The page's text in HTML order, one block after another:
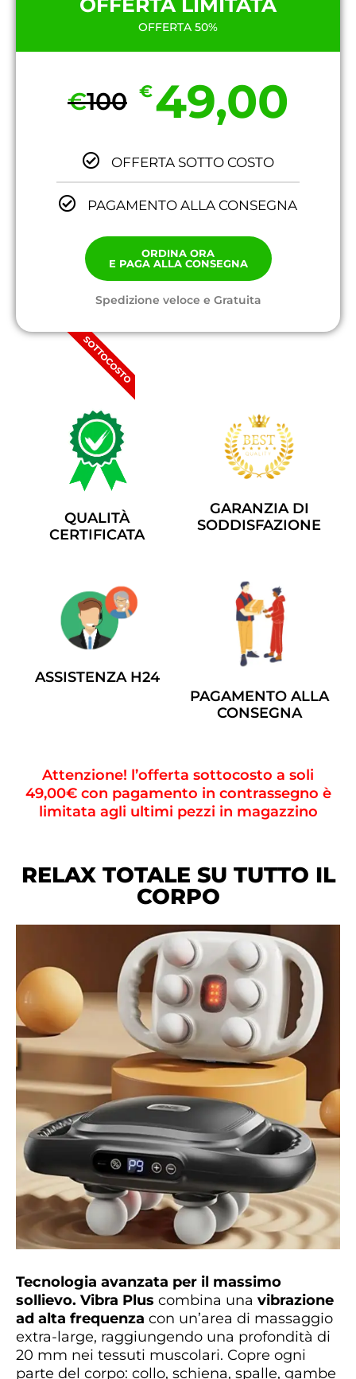
OFFERTA 50%
€100 €49,00
OFFERTA SOTTO COSTO
PAGAMENTO ALLA CONSEGNA
ORDINA ORA
E PAGA ALLA CONSEGNA
Spedizione veloce e Gratuita
SOTTOCOSTO
QUALITÀ
CERTIFICATA
GARANZIA DI
SODDISFAZIONE
ASSISTENZA H24
PAGAMENTO ALLA
CONSEGNA
Attenzione! l’offerta sottocosto a soli
49,00€ con pagamento in contrassegno è
limitata agli ultimi pezzi in magazzino
RELAX TOTALE SU TUTTO IL
CORPO
Tecnologia avanzata per il massimo
sollievo. Vibra Plus combina una vibrazione
ad alta frequenza con un’area di massaggio
extra-large, raggiungendo una profondità di
20 mm nei tessuti muscolari. Copre ogni
parte del corpo: collo, schiena, spalle, gambe